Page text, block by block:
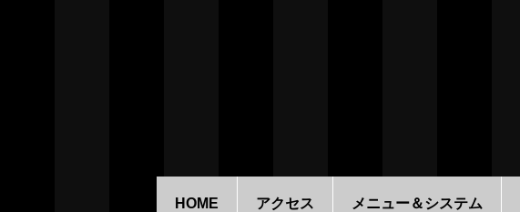
HOME アクセス メニュー＆システム